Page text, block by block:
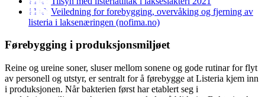
Veiledning for forebygging, overvåking og fjerning av
listeria i laksenæringen (nofima.no)
Førebygging i produksjonsmiljøet
Reine og ureine soner, sluser mellom sonene og gode rutinar for flyt
av personell og utstyr, er sentralt for å førebygge at Listeria kjem inn
i produksjonen. Når bakterien først har etablert seg i